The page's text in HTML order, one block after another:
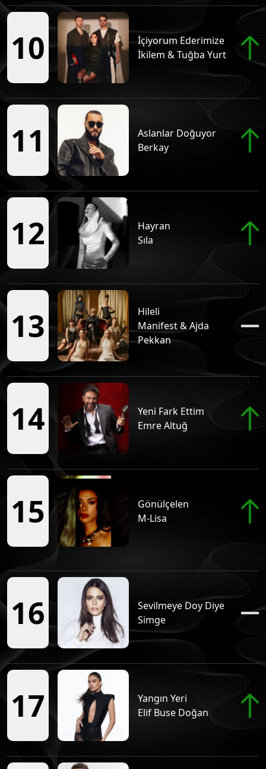
Salih'le Muadil
Tüm Podcastleri
Kafa 90
Eren'le Kolay Gelsin
Tüm Podcastleri
Akustik
Kafa Kızı
Doğruluk Elçileri
Her Telden
Tüm Podcastleri
Salih'le Öğle Arası
Tüm Podcastleri
Sırası Gelmişken
Mahya Işıkları
Geçen Hafta
Tüm Podcastleri
Ceyhun Yılmaz Show
İlber Hoca Kafası
Tüm Podcastleri
Eğitim Takvimi
10
İçiyorum Ederimize
İkilem & Tuğba Yurt
11
Aslanlar Doğuyor
Berkay
12
Hayran
Sıla
13
Hileli
Manifest & Ajda
Pekkan
14
Yeni Fark Ettim
Emre Altuğ
15
Gönülçelen
M-Lisa
16
Sevilmeye Doy Diye
Simge
17
Yangın Yeri
Elif Buse Doğan